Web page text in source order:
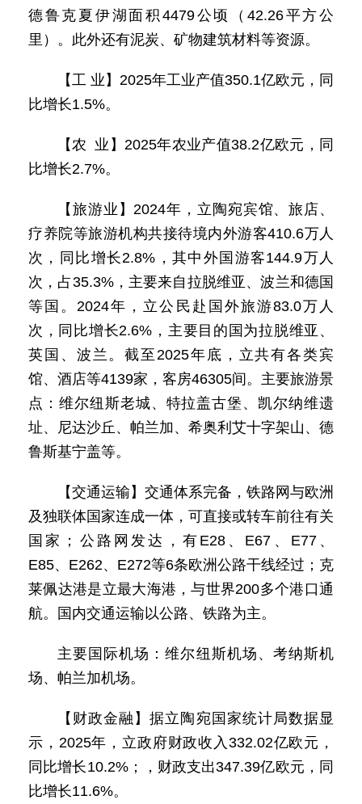
德鲁克夏伊湖面积4479公顷（42.26平方公
里）。此外还有泥炭、矿物建筑材料等资源。
【工 业】2025年工业产值350.1亿欧元，同
比增长1.5%。
【农 业】2025年农业产值38.2亿欧元，同
比增长2.7%。
【旅游业】2024年，立陶宛宾馆、旅店、
疗养院等旅游机构共接待境内外游客410.6万人
次，同比增长2.8%，其中外国游客144.9万人
次，占35.3%，主要来自拉脱维亚、波兰和德国
等国。2024年，立公民赴国外旅游83.0万人
次，同比增长2.6%，主要目的国为拉脱维亚、
英国、波兰。截至2025年底，立共有各类宾
馆、酒店等4139家，客房46305间。主要旅游景
点：维尔纽斯老城、特拉盖古堡、凯尔纳维遗
址、尼达沙丘、帕兰加、希奥利艾十字架山、德
鲁斯基宁盖等。
【交通运输】交通体系完备，铁路网与欧洲
及独联体国家连成一体，可直接或转车前往有关
国家；公路网发达，有E28、E67、E77、
E85、E262、E272等6条欧洲公路干线经过；克
莱佩达港是立最大海港，与世界200多个港口通
航。国内交通运输以公路、铁路为主。
主要国际机场：维尔纽斯机场、考纳斯机
场、帕兰加机场。
【财政金融】据立陶宛国家统计局数据显
示，2025年，立政府财政收入332.02亿欧元，
同比增长10.2%；，财政支出347.39亿欧元，同
比增长11.6%。